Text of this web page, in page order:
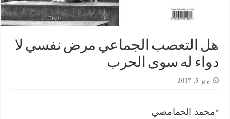
هل التعصب الجماعي مرض نفسي لا
دواء له سوى الحرب
يونيو 5, 2017
*محمد الحمامصي